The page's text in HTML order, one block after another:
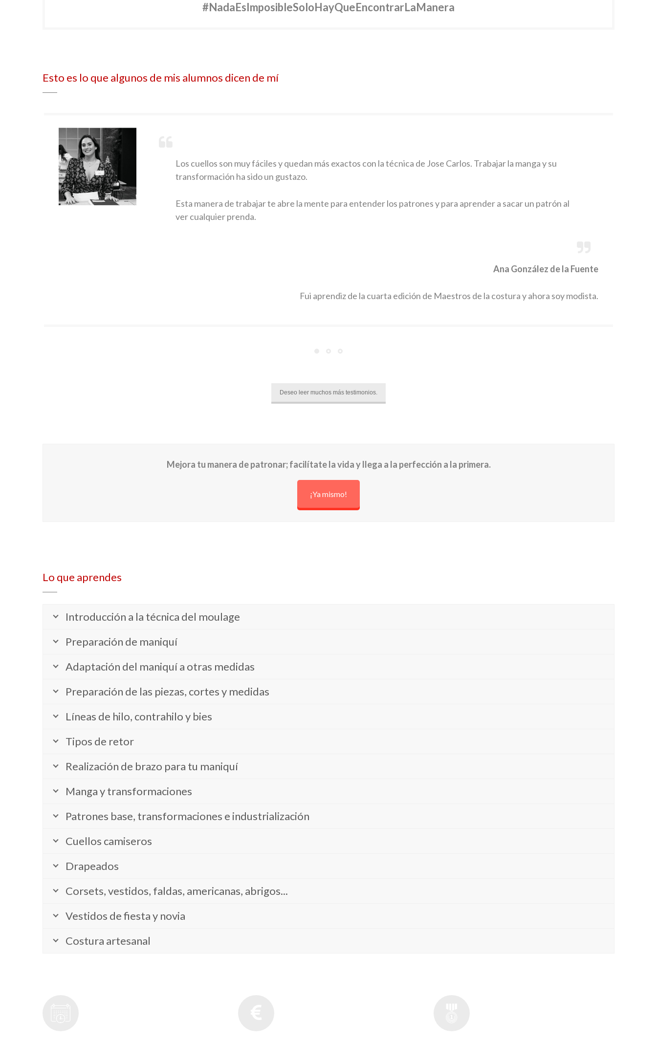
#NadaEsImposibleSoloHayQueEncontrarLaManera
Esto es lo que algunos de mis alumnos dicen de mí
Los cuellos son muy fáciles y quedan más exactos con la técnica de Jose Carlos. Trabajar la manga y su
transformación ha sido un gustazo.
Esta manera de trabajar te abre la mente para entender los patrones y para aprender a sacar un patrón al
ver cualquier prenda.
Ana González de la Fuente
Fui aprendiz de la cuarta edición de Maestros de la costura y ahora soy modista.
Deseo leer muchos más testimonios.
Mejora tu manera de patronar; facilítate la vida y llega a la perfección a la primera.
¡Ya mismo!
Lo que aprendes
Introducción a la técnica del moulage
Preparación de maniquí
Adaptación del maniquí a otras medidas
Preparación de las piezas, cortes y medidas
Líneas de hilo, contrahilo y bies
Tipos de retor
Realización de brazo para tu maniquí
Manga y transformaciones
Patrones base, transformaciones e industrialización
Cuellos camiseros
Drapeados
Corsets, vestidos, faldas, americanas, abrigos...
Vestidos de fiesta y novia
Costura artesanal